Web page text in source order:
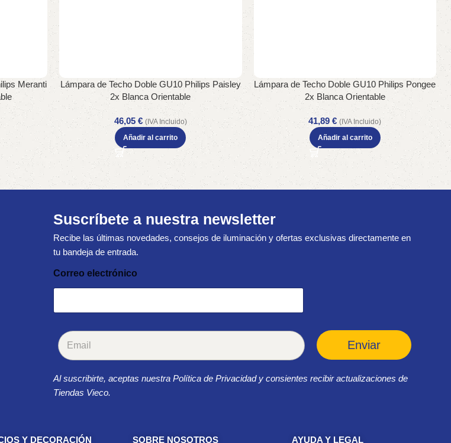
Meranti
Lámpara de Techo Doble GU10 Philips Paisley
2x Blanca Orientable
46,05 € (IVA Incluido)
Añadir al carrito
Lámpara de Techo Doble GU10 Philips Pongee
2x Blanca Orientable
41,89€ (IVA Incluido)
Añadir al carrito
Suscríbete a nuestra newsletter
Recibe las últimas novedades, consejos de iluminación y ofertas exclusivas directamente en
tu bandeja de entrada.
Correo electrónico
C
o
e
o
c
Enviar
Al suscribirte, aceptas nuestra Política de Privacidad y consientes recibir actualizaciones de
Tiendas Vieco.
Y DECORACIÓN SOBRE NOSOTROS AYUDA Y LEGAL